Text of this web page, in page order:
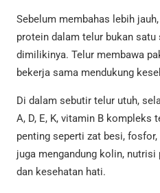
Sebelum membahas lebih
protein dalam telur bukan satu
dimilikinya. Telur membawa
bekerja sama mendukung
Di dalam sebutir telur utuh,
A, D, E, K, vitamin B kompleks
penting seperti zat besi,
juga mengandung kolin,
dan kesehatan hati.